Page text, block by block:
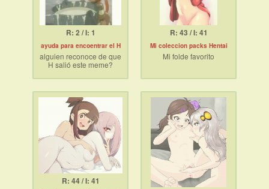
R: 2 / I: 1
ayuda para encoentrar el H
alguien reconoce de que
H salió este meme?
R: 43 / I: 41
Mi coleccion packs Hentai
Mi folde favorito
R: 44 / I: 41